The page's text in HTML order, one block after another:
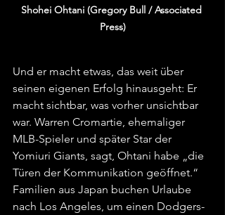
Shohei Ohtani (Gregory Bull / Associated
Press)
Und er macht etwas, das weit über
seinen eigenen Erfolg hinausgeht: Er
macht sichtbar, was vorher unsichtbar
war. Warren Cromartie, ehemaliger
MLB-Spieler und später Star der
Yomiuri Giants, sagt, Ohtani habe „die
Türen der Kommunikation geöffnet.“
Familien aus Japan buchen Urlaube
nach Los Angeles, um einen Dodgers-